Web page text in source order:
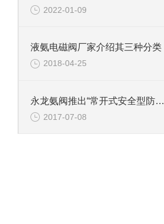
2022-01-09
液氨电磁阀厂家介绍其三种分类
2018-04-25
永龙氨阀推出“常开式安全型防爆液氨电磁阀”2代防爆电磁阀
2017-07-08